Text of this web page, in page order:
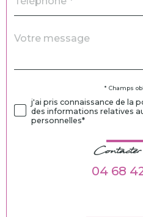
Fieldset
Message
*
* Champs
j'ai pris connaissance de la
des informations relatives
personnelles*
Contacter
04 68